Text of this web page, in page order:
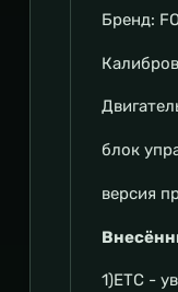
Бренд:
блок
версия
1)ETC -